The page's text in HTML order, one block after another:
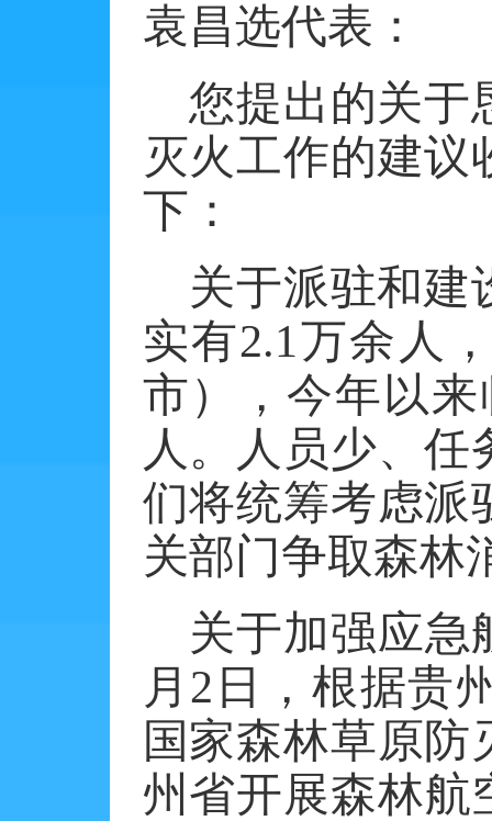
袁昌选代表：
您提出的关于
灭火工作的建
下：
关于派驻和建
实有2.1万余人
市），今年以
人。人员少、
们将统筹考虑派
关部门争取森林
关于加强应急
月 2 日，根据贵
国家森林草原
州省开展森林航